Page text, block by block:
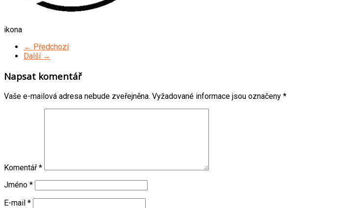
ikona
← Předchozí
Další →
Napsat komentář
Vaše e-mailová adresa nebude zveřejněna. Vyžadované informace jsou označeny *
Komentář*
Jméno *
E-mail *